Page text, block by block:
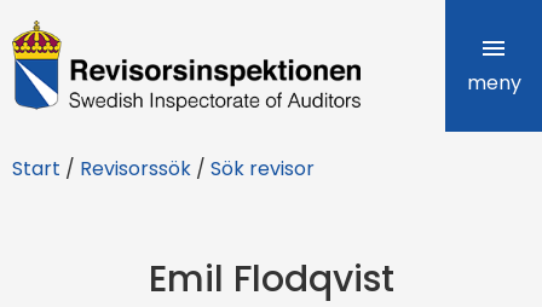
R
e
i
meny
Start / Revisorssök / Sök revisor
Emil Flodqvist